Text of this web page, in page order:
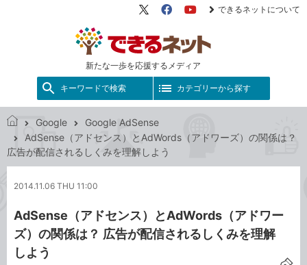
新たな一歩を応援するメディア
X（旧
FacebookYouTube
できるネットについて
キーワードで検索 カテゴリーから探す
で
き
ッ
Google
Google AdSense
AdSense（アドセンス）とAdWords（アドワーズ）の関係は？
広告が配信されるしくみを理解しよう
2014.11.06 THU 11:00
AdSense（アドセンス）とAdWords（アドワー
ズ）の関係は？ 広告が配信されるしくみを理解
しよう